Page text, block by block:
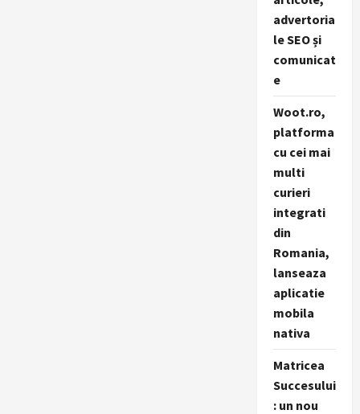
advertoria
le SEO și
comunicat
e
Woot.ro,
platforma
cu cei mai
multi
curieri
integrati
din
Romania,
lanseaza
aplicatie
mobila
nativa
Matricea
Succesului
: un nou